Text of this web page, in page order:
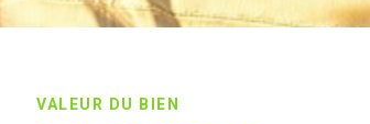
VALEUR DU BIEN